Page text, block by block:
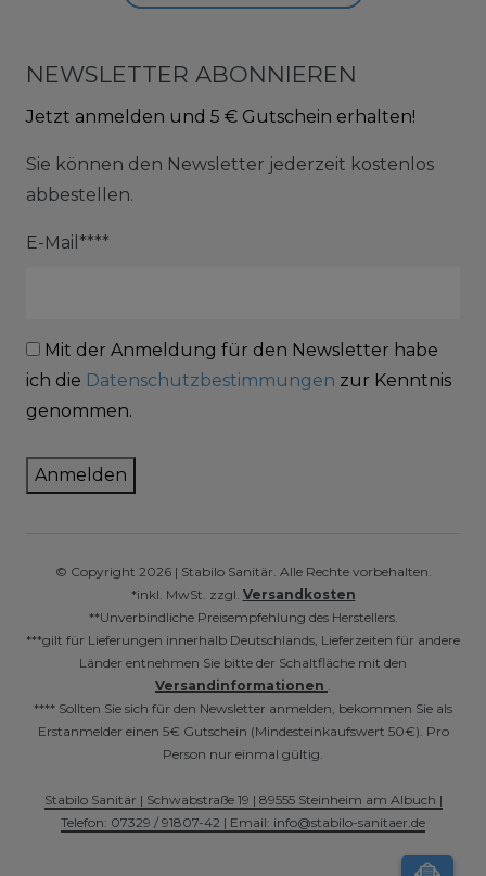
NEWSLETTER ABONNIEREN
Jetzt anmelden und 5 € Gutschein erhalten!
Sie können den Newsletter jederzeit kostenlos
abbestellen.
E-Mail****
Mit der Anmeldung für den Newsletter habe
ich die Datenschutzbestimmungen zur Kenntnis
genommen.
Anmelden
© Copyright 2026 | Stabilo Sanitär. Alle Rechte vorbehalten.
*inkl. MwSt. zzgl. Versandkosten
**Unverbindliche Preisempfehlung des Herstellers.
***gilt für Lieferungen innerhalb Deutschlands, Lieferzeiten für andere
Länder entnehmen Sie bitte der Schaltfläche mit den
Versandinformationen
**** Sollten Sie sich für den Newsletter anmelden, bekommen Sie als
Erstanmelder einen 5€ Gutschein (Mindesteinkaufswert 50€). Pro
Person nur einmal gültig.
Stabilo Sanitär | Schwabstraße 19 | 89555 Steinheim am Albuch |
Telefon: 07329 / 91807-42 | Email: info@stabilo-sanitaer.de